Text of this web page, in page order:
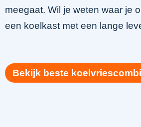
meegaat. Wil je weten waar je
een koelkast met een lange
Bekijk beste